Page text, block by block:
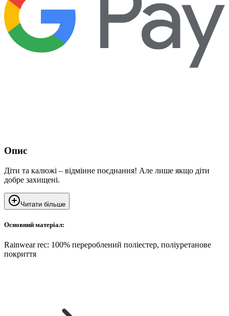
Опис
Діти та калюжі – відмінне поєднання! Але лише якщо діти
добре захищені.
Читати більше
Основний матеріал:
Rainwear rec: 100% перероблений поліестер, поліуретанове
покриття